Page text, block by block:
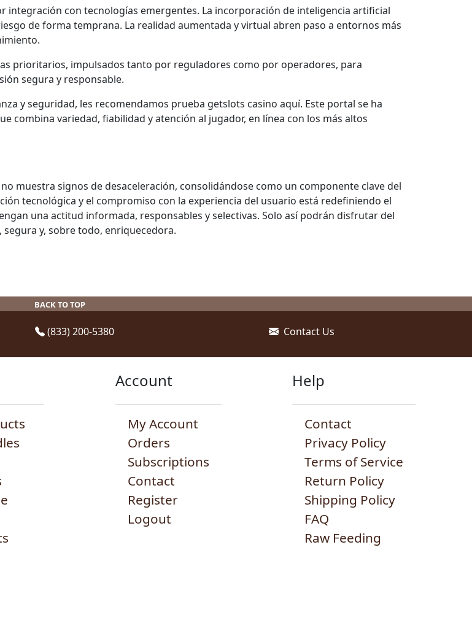
integración con tecnologías emergentes. La incorporación de inteligencia artificial
de forma temprana. La realidad aumentada y virtual abren paso a entornos más
prioritarios, impulsados tanto por reguladores como por operadores, para
segura y responsable.
y seguridad, les recomendamos prueba getslots casino aquí. Este portal se ha
combina variedad, fiabilidad y atención al jugador, en línea con los más altos
muestra signos de desaceleración, consolidándose como un componente clave del
tecnológica y el compromiso con la experiencia del usuario está redefiniendo el
una actitud informada, responsables y selectivas. Solo así podrán disfrutar del
y, sobre todo, enriquecedora.
BACK TO TOP
(833) 200-5380 Contact Us
Account
My Account
Orders
Subscriptions
Contact
Register
Logout
Help
Contact
Privacy Policy
Terms of Service
Return Policy
Shipping Policy
FAQ
Raw Feeding